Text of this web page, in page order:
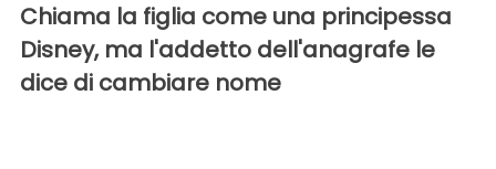
Chiama la figlia come una principessa
Disney, ma l'addetto dell'anagrafe le
dice di cambiare nome